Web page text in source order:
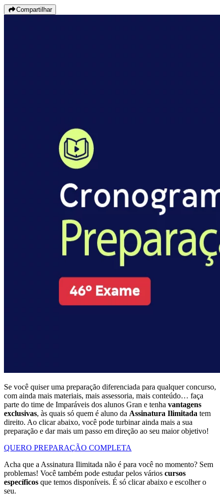
Compartilhar
Se você quiser uma preparação diferenciada para qualquer concurso,
com ainda mais materiais, mais assessoria, mais conteúdo… faça
parte do time de Imparáveis dos alunos Gran e tenha vantagens
exclusivas, às quais só quem é aluno da Assinatura Ilimitada tem
direito. Ao clicar abaixo, você pode turbinar ainda mais a sua
preparação e dar mais um passo em direção ao seu maior objetivo!
QUERO PREPARAÇÃO COMPLETA
Acha que a Assinatura Ilimitada não é para você no momento? Sem
problemas! Você também pode estudar pelos vários cursos
específicos que temos disponíveis. É só clicar abaixo e escolher o
seu.